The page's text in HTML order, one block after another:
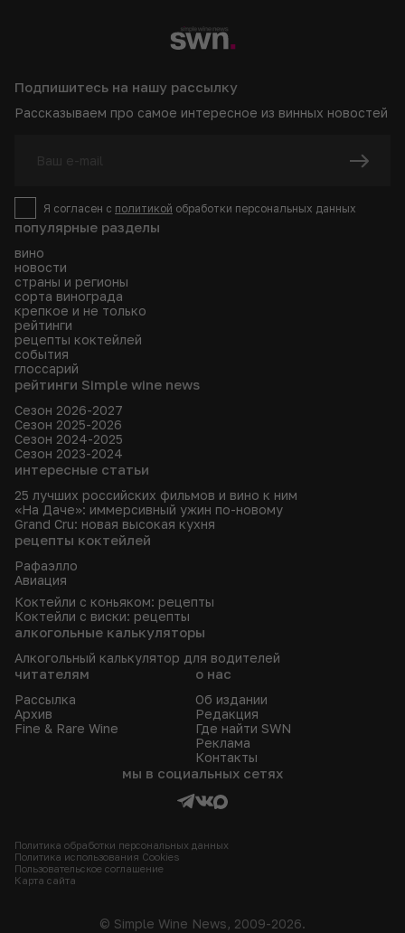
популярные разделы
вино
новости
страны и регионы
сорта винограда
крепкое и не только
рейтинги
рецепты коктейлей
события
глоссарий
рейтинги Simple wine news
Сезон 2026-2027
Сезон 2025-2026
Сезон 2024-2025
Сезон 2023-2024
интересные статьи
25 лучших российских фильмов и вино к ним
«На Даче»: иммерсивный ужин по-новому
Grand Cru: новая высокая кухня
рецепты коктейлей
Рафаэлло
Авиация
Коктейли с коньяком: рецепты
Коктейли с виски: рецепты
алкогольные калькуляторы
Алкогольный калькулятор для водителей
читателям
Рассылка
Архив
Fine & Rare Wine
о нас
Об издании
Редакция
Где найти SWN
Реклама
Контакты
Подпишитесь на нашу рассылку
Рассказываем про самое интересное из винных новостей
Я согласен с политикой обработки персональных данных
мы в социальных сетях
Политика обработки персональных данных
Политика использования Сookies
Пользовательское соглашение
Карта сайта
© Simple Wine News, 2009-2026.